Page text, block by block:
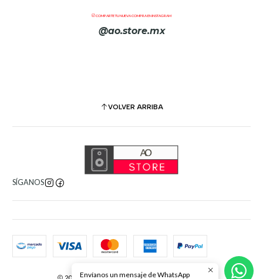
+ Ganancia máxima. + 70db
(Rounded/Sharp), Output (makeup gain), Bypass
+Phantom power. 48 voltios (conmutable)
COMPARTE TU NUEVA COMPRA EN INSTAGRAM
@ao.store.mx
VOLVER ARRIBA
SÍGANOS
2026 AO Store. Todos los derechos reservados
Envíanos un mensaje de WhatsApp